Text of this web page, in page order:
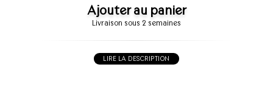
Ajouter au panier
Livraison sous 2 semaines
LIRE LA DESCRIPTION